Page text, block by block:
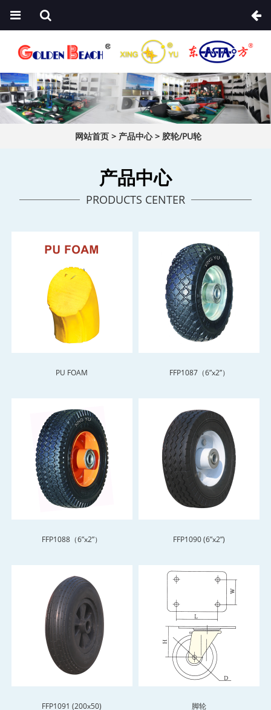
网站首页 > 产品中心> 胶轮/PU轮
产品中心
PRODUCTS CENTER
PU FOAM FFP1087（6”x2”）
FFP1088（6”x2”） FFP1090 (6”x2”)
FFP1091 (200x50) 脚轮